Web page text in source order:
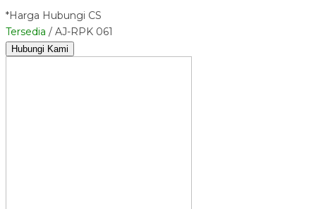
*Harga Hubungi CS
Tersedia / AJ-RPK 061
Hubungi Kami